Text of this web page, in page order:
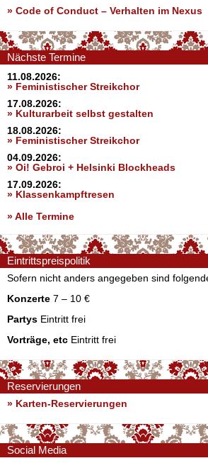
» Code of Conduct – Verhalten im Nexus
Nächste Termine
11.08.2026:
» Feministischer Streikchor
17.08.2026:
» Kulturarbeit selbst gestalten
18.08.2026:
» Feministischer Streikchor
04.09.2026:
» Oi! Gebroi + Helsinki Blockheads
17.09.2026:
» Klassenkampftresen
» Alle Termine
Eintrittspreispolitik
Sofern nicht anders angegeben sind
Konzerte 7 – 10 €
Partys Eintritt frei
Vorträge, etc Eintritt frei
Reservierungen
» Karten-Reservierungen
Social Media